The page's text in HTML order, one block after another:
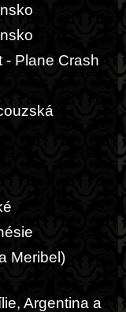
- Plane Crash
Meribel)
Argentina a